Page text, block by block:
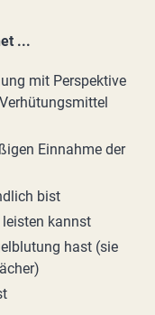
...
mit Perspektive
Einnahme der
bist
kannst
hast (sie